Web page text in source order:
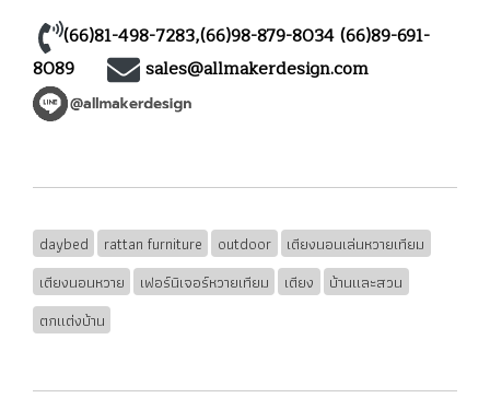
(66)81-498-7283,(66)98-879-8034 (66)89-691-
8089
sales@allmakerdesign.com
daybed rattan furniture outdoor
เตียงนอนเล่นหวายเทียม
เตียงนอนหวาย
เฟอร์นิเจอร์หวายเทียม เตียง
บ้านและสวน
ตกแต่งบ้าน